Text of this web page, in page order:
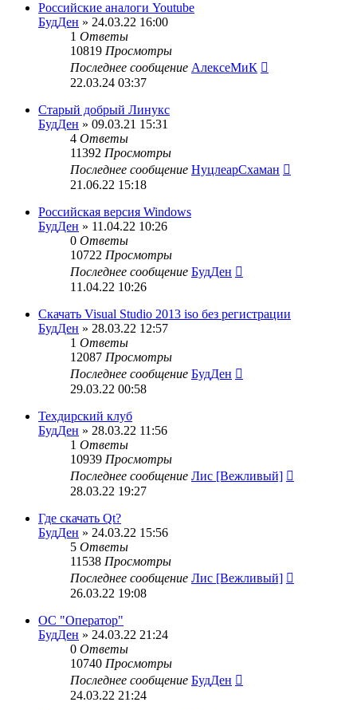
Российские аналоги Youtube
БудДен » 24.03.22 16:00
1 Ответы
10819 Просмотры
Последнее сообщение АлексеМиК
22.03.24 03:37
Старый добрый Линукс
БудДен » 09.03.21 15:31
4 Ответы
11392 Просмотры
Последнее сообщение НуцлеарСхаман
21.06.22 15:18
Российская версия Windows
БудДен » 11.04.22 10:26
0 Ответы
10722 Просмотры
Последнее сообщение БудДен
11.04.22 10:26
Скачать Visual Studio 2013 iso без регистрации
БудДен » 28.03.22 12:57
1 Ответы
12087 Просмотры
Последнее сообщение БудДен
29.03.22 00:58
Техдирский клуб
БудДен » 28.03.22 11:56
1 Ответы
10939 Просмотры
Последнее сообщение Лис [Вежливый]
28.03.22 19:27
Где скачать Qt?
БудДен » 24.03.22 15:56
5 Ответы
11538 Просмотры
Последнее сообщение Лис [Вежливый]
26.03.22 19:08
ОС "Оператор"
БудДен » 24.03.22 21:24
0 Ответы
10740 Просмотры
Последнее сообщение БудДен
24.03.22 21:24